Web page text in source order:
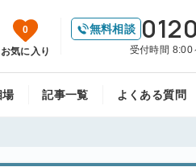
0
お気に入り
無料相談
受付時間 8:00
場 記事一覧 よくある質問